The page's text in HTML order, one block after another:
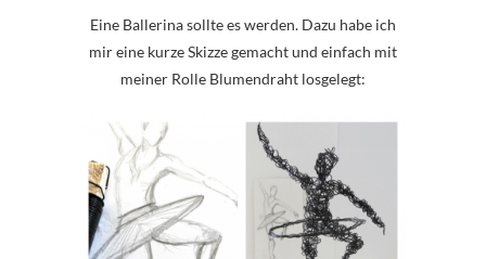
Eine Ballerina sollte es werden. Dazu habe ich
mir eine kurze Skizze gemacht und einfach mit
meiner Rolle Blumendraht losgelegt: